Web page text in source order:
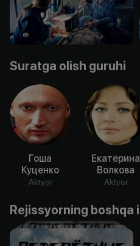
Suratga olish guruhi
Гоша
Куценко
Aktyor
Екатерина
Волкова
Aktyor
Rejissyorning boshqa